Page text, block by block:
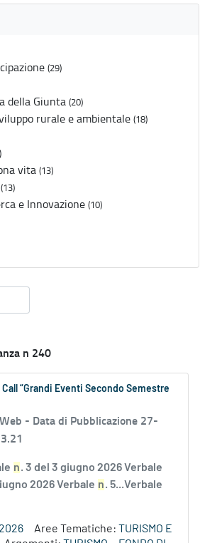
(29)
della Giunta (20)
rurale e ambientale (18)
vita (13)
(13)
e Innovazione (10)
n 240
“Grandi Eventi Secondo Semestre
- Data di Pubblicazione 27-
n. 3 del 3 giugno 2026 Verbale
2026 Verbale n. 5...Verbale
2026 Aree Tematiche: TURISMO E